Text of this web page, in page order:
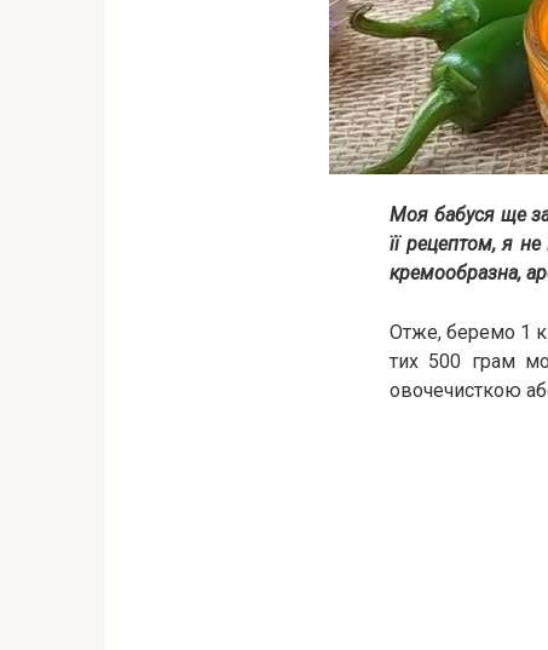
Моя бабуся ще за
її рецептом, я
кремообразна,
Отже, беремо 1
тих 500 грам
овочечисткою